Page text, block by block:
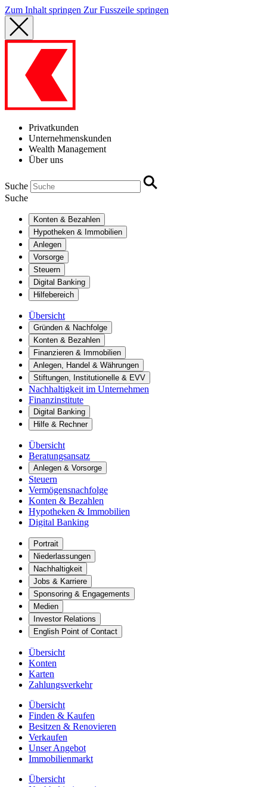
Zum Inhalt springen Zur Fusszeile springen
Privatkunden
Unternehmenskunden
Wealth Management
Über uns
Suche
Suche
Konten & Bezahlen
Hypotheken & Immobilien
Anlegen
Vorsorge
Steuern
Digital Banking
Hilfebereich
Übersicht
Gründen & Nachfolge
Konten & Bezahlen
Finanzieren & Immobilien
Anlegen, Handel & Währungen
Stiftungen, Institutionelle & EVV
Nachhaltigkeit im Unternehmen
Finanzinstitute
Digital Banking
Hilfe & Rechner
Übersicht
Beratungsansatz
Anlegen & Vorsorge
Steuern
Vermögensnachfolge
Konten & Bezahlen
Hypotheken & Immobilien
Digital Banking
Portrait
Niederlassungen
Nachhaltigkeit
Jobs & Karriere
Sponsoring & Engagements
Medien
Investor Relations
English Point of Contact
Übersicht
Konten
Karten
Zahlungsverkehr
Übersicht
Finden & Kaufen
Besitzen & Renovieren
Verkaufen
Unser Angebot
Immobilienmarkt
Übersicht